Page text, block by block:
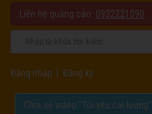
Liên hệ quảng cáo: 0932221090
Đăng nhập Đăng ký
Chia sẻ video "Tôi yêu cải lương".